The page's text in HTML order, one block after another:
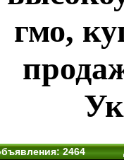
гмо,
2464